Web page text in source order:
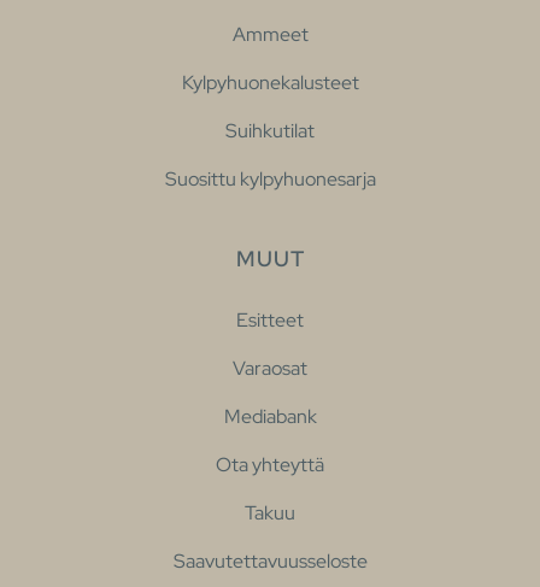
Ammeet
Kylpyhuonekalusteet
Suihkutilat
Suosittu kylpyhuonesarja
MUUT
Esitteet
Varaosat
Mediabank
Ota yhteyttä
Takuu
Saavutettavuusseloste